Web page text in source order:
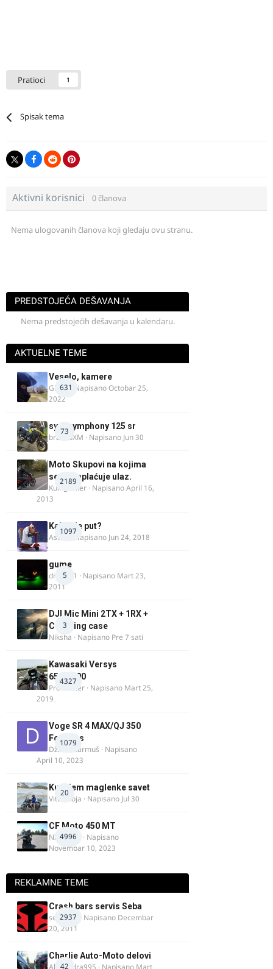
Pratioci 1
Spisak tema
Aktivni korisnici 0 članova
Nema ulogovanih članova koji gledaju ovu stranu.
PREDSTOJEĆA DEŠAVANJA
Nema predstojećih dešavanja u kalendaru.
AKTUELNE TEME
631
Veselo, kamere
GR 46· NapisanoOctobar 25,
2022
73
sym symphony 125 sr
brankoXM · Napisano Jun 30
2189
Moto Skupovi na kojima
se ne naplaćuje ulaz.
Kum_Mixer · NapisanoApril 16,
2013
1097
Kakav je put?
Astral· Napisano Jun 24, 2018
5
gume
dragan1 · Napisano Mart 23,
2011
3
DJI Mic Mini 2TX + 1RX +
Charging case
Niksha · Napisano Pre 7 sati
4327
Kawasaki Versys
650/1000
ProMaster · Napisano Mart 25,
2019
1079
Voge SR 4 MAX/QJ 350
Fortress
Džim Džarmuš · Napisano
April 10, 2023
20
Kupujem maglenke savet
Vitez Koja · Napisano Jul 30
4996
CF Moto 450 MT
NIKOLA 1
· Napisano
Novembar 10, 2023
REKLAMNE TEME
2937
Crash bars servis Seba
seba011 · Napisano Decembar
20, 2011
42
Charlie Auto-Moto delovi
Alexandra995 · Napisano Mart